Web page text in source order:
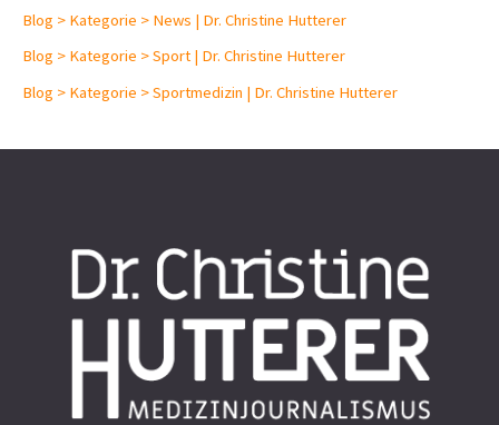
Blog > Kategorie > News | Dr. Christine Hutterer
Blog > Kategorie > Sport | Dr. Christine Hutterer
Blog > Kategorie > Sportmedizin | Dr. Christine Hutterer